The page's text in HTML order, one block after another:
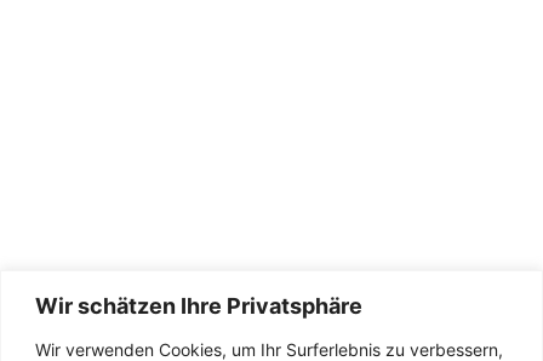
Wir schätzen Ihre Privatsphäre
Wir verwenden Cookies, um Ihr Surferlebnis zu verbessern,